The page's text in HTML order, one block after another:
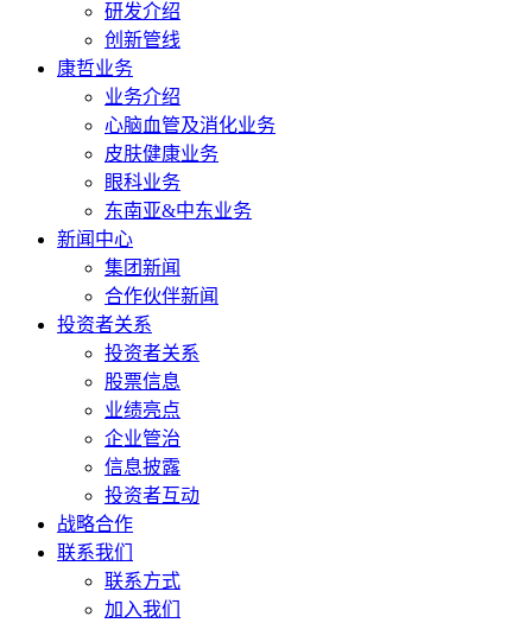
研发介绍
创新管线
康哲业务
业务介绍
心脑血管及消化业务
皮肤健康业务
眼科业务
东南亚&中东业务
新闻中心
集团新闻
合作伙伴新闻
投资者关系
投资者关系
股票信息
业绩亮点
企业管治
信息披露
投资者互动
战略合作
联系我们
联系方式
加入我们